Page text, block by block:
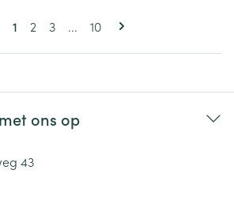
Pagina's
U lees momenteel pagina
1 Pagina
2 Pagina
3 ... Pagina
10
ons op
43